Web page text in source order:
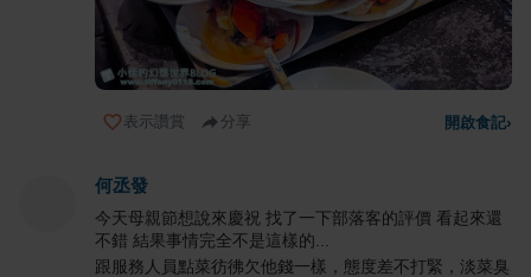
表示讚賞 分享 開啟食記›
何丞發
今天母親節想說來慶祝 找了一下部落客的評價 看起來還
不錯 結果事情完全不是這樣的...
跟服務人員點菜彷彿欠他錢一樣，態度差不打緊，淡菜臭